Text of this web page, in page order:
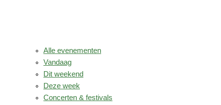
Alle evenementen
Vandaag
Dit weekend
Deze week
Concerten & festivals